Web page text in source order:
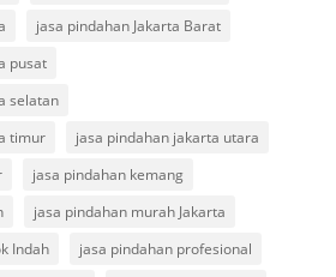
jasa pindahan Jakarta Barat
pusat
selatan
timur
jasa pindahan jakarta utara
jasa pindahan kemang
jasa pindahan murah Jakarta
Indah
jasa pindahan profesional